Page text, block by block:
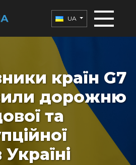
UA
країн G7
дорожню
та